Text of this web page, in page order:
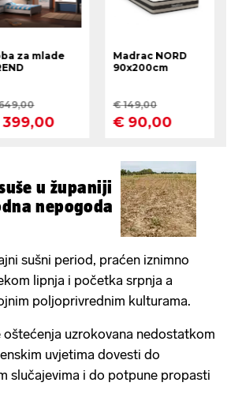
u županiji
nepogoda
sušni period, praćen iznimno
lipnja i početka srpnja a
poljoprivrednim kulturama.
uzrokovana nedostatkom
uvjetima dovesti do
slučajevima i do potpune propasti